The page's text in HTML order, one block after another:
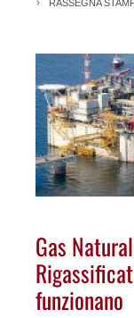
RASSEGNA
Gas
funzionano